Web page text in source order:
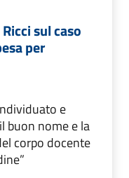
sul caso
per
e
buon nome e la
corpo docente